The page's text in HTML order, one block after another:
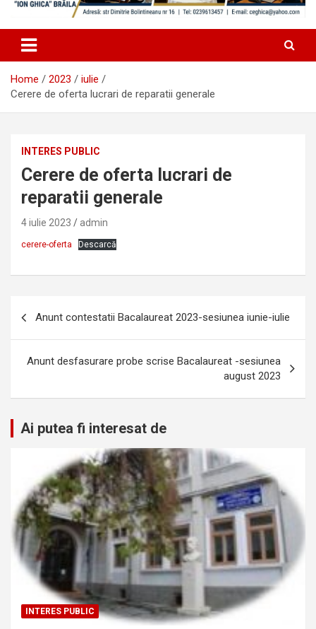
Home 2023
iulie
Cerere de oferta lucrari de reparatii generale
INTERES PUBLIC
Cerere de oferta lucrari de
reparatii generale
4 iulie 2023 admin
cerere-oferta Descarcă
articole
Anunt contestatii Bacalaureat 2023-sesiunea iunie-iulie
Anunt desfasurare probe scrise Bacalaureat -sesiunea
august 2023
Ai putea fi interesat de
INTERES PUBLIC